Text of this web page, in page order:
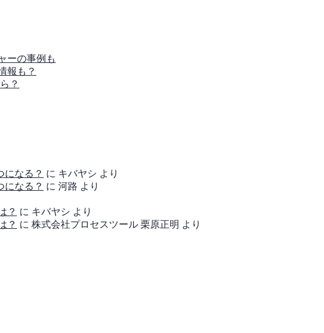
ーの事例も
報も？
？
になる？ に キバヤシ より
になる？ に 河路 より
？ に キバヤシ より
？ に 株式会社プロセスツール 栗原正明 より